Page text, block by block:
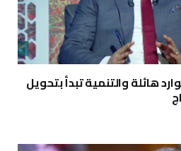
هائلة والتنمية تبدأ بتحويل